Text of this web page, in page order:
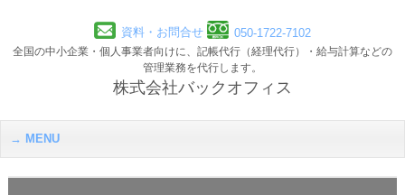
資料・お問合せ 050-1722-7102
全国の中小企業・個人事業者向けに、記帳代行（経理代行）・給与計算などの
管理業務を代行します。
株式会社バックオフィス
MENU